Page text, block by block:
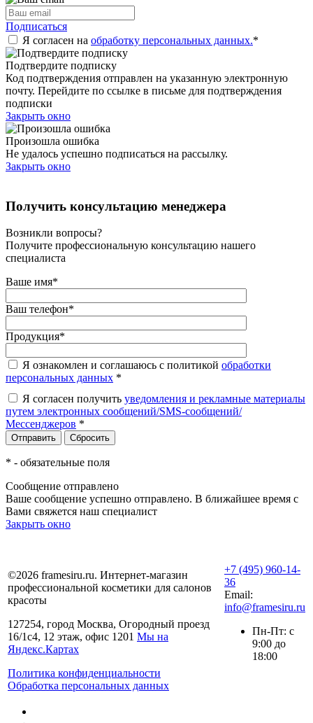
Подписаться
Я согласен на обработку персональных данных.*
Подтвердите подписку
Код подтверждения отправлен на указанную электронную
почту. Перейдите по ссылке в письме для подтверждения
подписки
Закрыть окно
Произошла ошибка
Не удалось успешно подписаться на рассылку.
Закрыть окно
Получить консультацию менеджера
Возникли вопросы?
Получите профессиональную консультацию нашего
специалиста
Ваше имя*
Ваш телефон*
Продукция*
Я ознакомлен и соглашаюсь с политикой обработки
персональных данных *
Я согласен получить уведомления и рекламные материалы
путем электронных сообщений/SMS-сообщений/
Мессенджеров *
* - обязательные поля
Сообщение отправлено
Ваше сообщение успешно отправлено. В ближайшее время с
Вами свяжется наш специалист
Закрыть окно
©2026 framesiru.ru. Интернет-магазин
профессиональной косметики для салонов
красоты
127254, город Москва, Огородный проезд
16/1с4, 12 этаж, офис 1201 Мы на
Яндекс.Картах
Политика конфиденциальности
Обработка персональных данных
+7 (495) 960-14-
36
Email:
info@framesiru.ru
Пн-Пт: с
9:00 до
18:00